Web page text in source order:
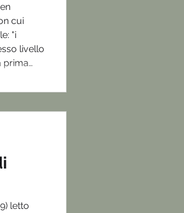
cui
"i
livello
prima
letto